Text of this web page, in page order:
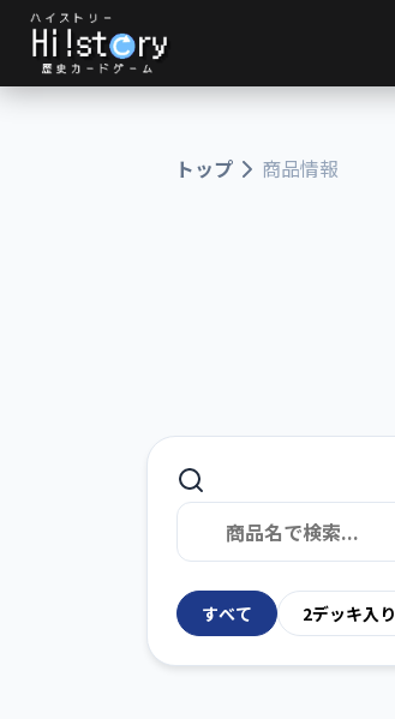
トップ 商品情報
すべて 2デッキ入り